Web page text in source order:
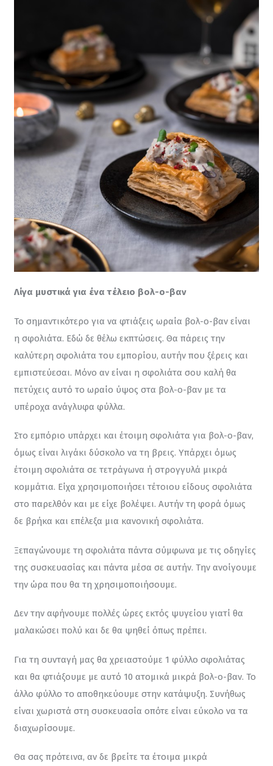
Λίγα μυστικά για ένα τέλειο βολ-ο-βαν
Το σημαντικότερο για να φτιάξεις ωραία βολ-ο-βαν είναι
η σφολιάτα. Εδώ δε θέλω εκπτώσεις. Θα πάρεις την
καλύτερη σφολιάτα του εμπορίου, αυτήν που ξέρεις και
εμπιστεύεσαι. Μόνο αν είναι η σφολιάτα σου καλή θα
πετύχεις αυτό το ωραίο ύψος στα βολ-ο-βαν με τα
υπέροχα ανάγλυφα φύλλα.
Στο εμπόριο υπάρχει και έτοιμη σφολιάτα για βολ-ο-βαν,
όμως είναι λιγάκι δύσκολο να τη βρεις. Υπάρχει όμως
έτοιμη σφολιάτα σε τετράγωνα ή στρογγυλά μικρά
κομμάτια. Είχα χρησιμοποιήσει τέτοιου είδους σφολιάτα
στο παρελθόν και με είχε βολέψει. Αυτήν τη φορά όμως
δε βρήκα και επέλεξα μια κανονική σφολιάτα.
Ξεπαγώνουμε τη σφολιάτα πάντα σύμφωνα με τις οδηγίες
της συσκευασίας και πάντα μέσα σε αυτήν. Την ανοίγουμε
την ώρα που θα τη χρησιμοποιήσουμε.
Δεν την αφήνουμε πολλές ώρες εκτός ψυγείου γιατί θα
μαλακώσει πολύ και δε θα ψηθεί όπως πρέπει.
Για τη συνταγή μας θα χρειαστούμε 1 φύλλο σφολιάτας
και θα φτιάξουμε με αυτό 10 ατομικά μικρά βολ-ο-βαν. Το
άλλο φύλλο το αποθηκεύουμε στην κατάψυξη. Συνήθως
είναι χωριστά στη συσκευασία οπότε είναι εύκολο να τα
διαχωρίσουμε.
Θα σας πρότεινα, αν δε βρείτε τα έτοιμα μικρά